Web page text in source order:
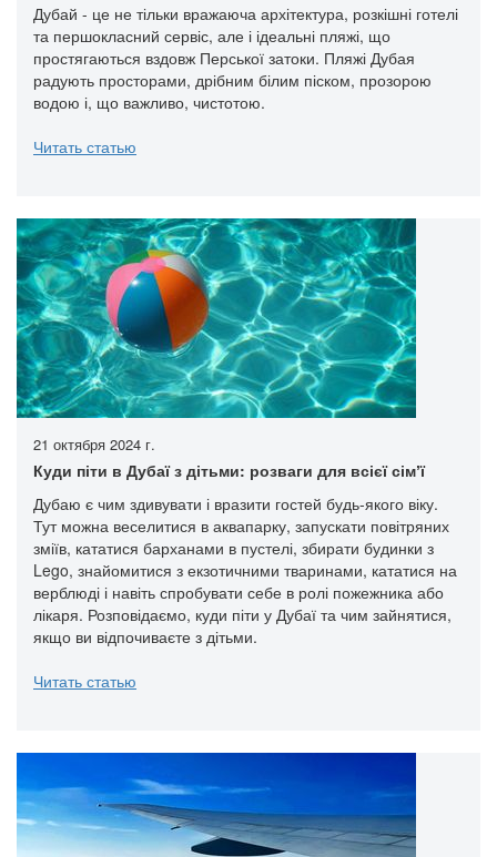
Дубай - це не тільки вражаюча архітектура, розкішні готелі
та першокласний сервіс, але і ідеальні пляжі, що
простягаються вздовж Перської затоки. Пляжі Дубая
радують просторами, дрібним білим піском, прозорою
водою і, що важливо, чистотою.
Читать статью
21 октября 2024 г.
Куди піти в Дубаї з дітьми: розваги для всієї сімʼї
Дубаю є чим здивувати і вразити гостей будь-якого віку.
Тут можна веселитися в аквапарку, запускати повітряних
зміїв, кататися барханами в пустелі, збирати будинки з
Lego, знайомитися з екзотичними тваринами, кататися на
верблюді і навіть спробувати себе в ролі пожежника або
лікаря. Розповідаємо, куди піти у Дубаї та чим зайнятися,
якщо ви відпочиваєте з дітьми.
Читать статью